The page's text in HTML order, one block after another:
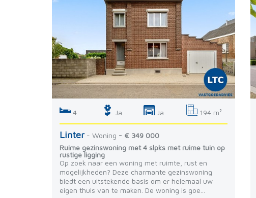
4 Ja Ja 194 m²
Linter- Woning - € 349 000
Ruime gezinswoning met 4 slpks met ruime tuin op
rustige ligging
Op zoek naar een woning met ruimte, rust en
mogelijkheden? Deze charmante gezinswoning
biedt een uitstekende basis om er helemaal uw
eigen thuis van te maken. De woning is goe...